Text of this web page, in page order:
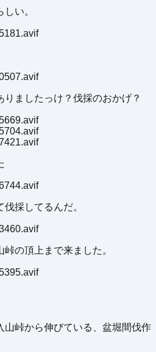
い。
りましたっけ？伐採のおかげ？
採してるんだ。
の頂上まで来ました。
山峠から伸びている、盆堀間伐作